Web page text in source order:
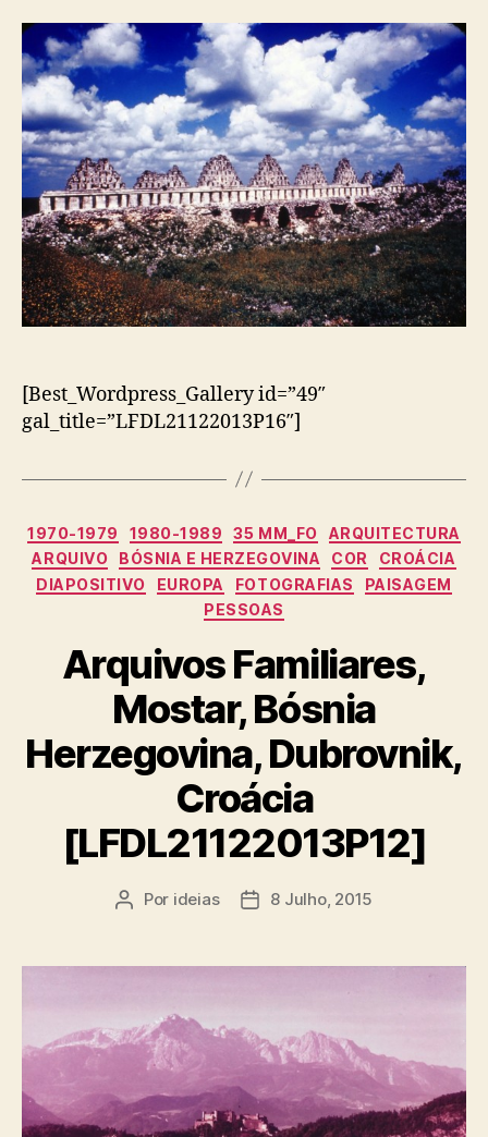
[Best_Wordpress_Gallery id=”49″
gal_title=”LFDL21122013P16″]
Categorias
1970-1979 1980-1989 35 MM_FO
ARQUITECTURA
ARQUIVO
BÓSNIA E HERZEGOVINA COR
CROÁCIA
DIAPOSITIVO
EUROPA FOTOGRAFIAS
PAISAGEM
PESSOAS
Arquivos Familiares,
Mostar, Bósnia
Herzegovina, Dubrovnik,
Croácia
[LFDL21122013P12]
Autor
Por ideias
Data8 Julho, 2015